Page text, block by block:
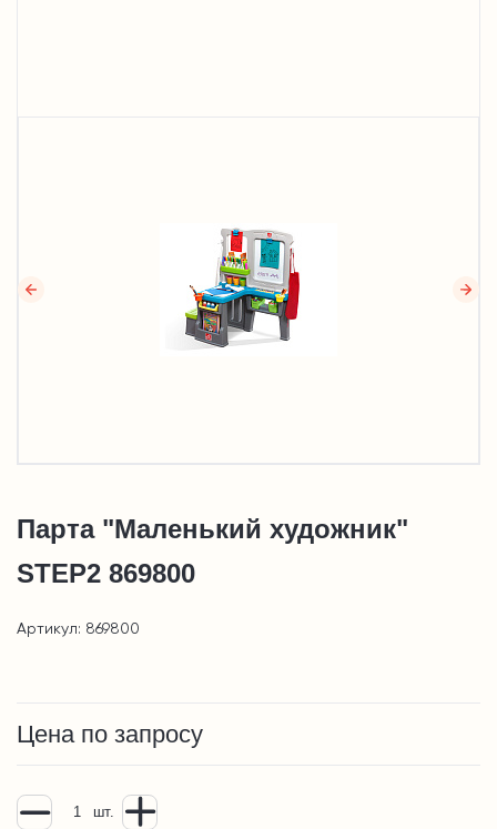
Парта "Маленький художник"
STEP2 869800
Артикул: 869800
Цена по запросу
шт.